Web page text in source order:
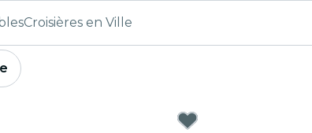
Croisières en Ville